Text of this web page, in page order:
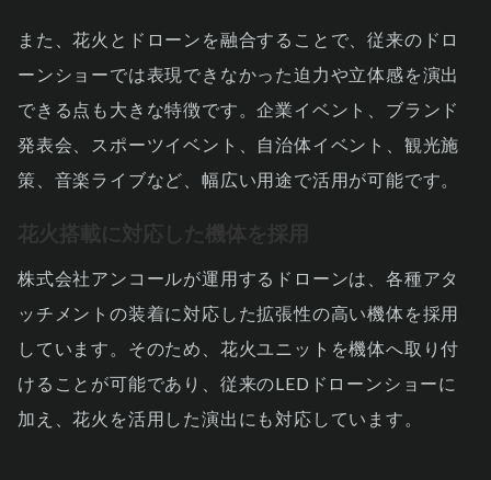
また、花火とドローンを融合することで、従来のドロ
ーンショーでは表現できなかった迫力や立体感を演出
できる点も大きな特徴です。企業イベント、ブランド
発表会、スポーツイベント、自治体イベント、観光施
策、音楽ライブなど、幅広い用途で活用が可能です。
花火搭載に対応した機体を採用
株式会社アンコールが運用するドローンは、各種アタ
ッチメントの装着に対応した拡張性の高い機体を採用
しています。そのため、花火ユニットを機体へ取り付
けることが可能であり、従来のLEDドローンショーに
加え、花火を活用した演出にも対応しています。